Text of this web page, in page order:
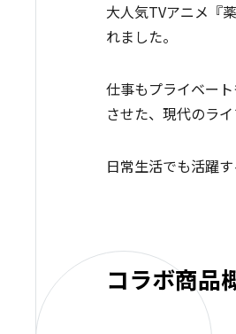
大人気TVアニメ『
れました。
仕事もプライベー
させた、現代のラ
日常生活でも活躍
コラボ商品